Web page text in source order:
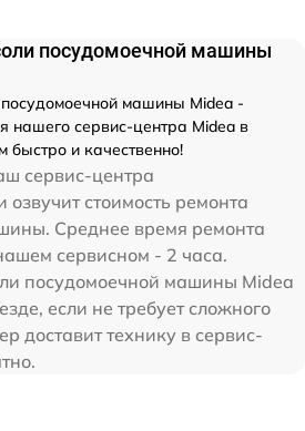
посудомоечной машины
машины Midea -
нашего сервис-центра Midea в
быстро и качественно!
сервис-центра
озвучит стоимость ремонта
Среднее время ремонта
сервисном - 2 часа.
посудомоечной машины Midea
если не требует сложного
доставит технику в сервис-